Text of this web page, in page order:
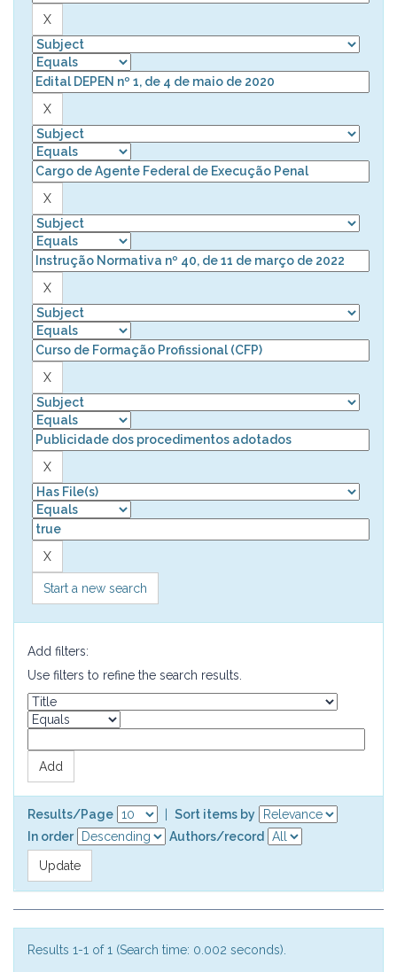
Start a new search
Add filters:
Use filters to refine the search results.
Results/Page
Sort items by
In order
Authors/record
Results 1-1 of 1 (Search time: 0.002 seconds).